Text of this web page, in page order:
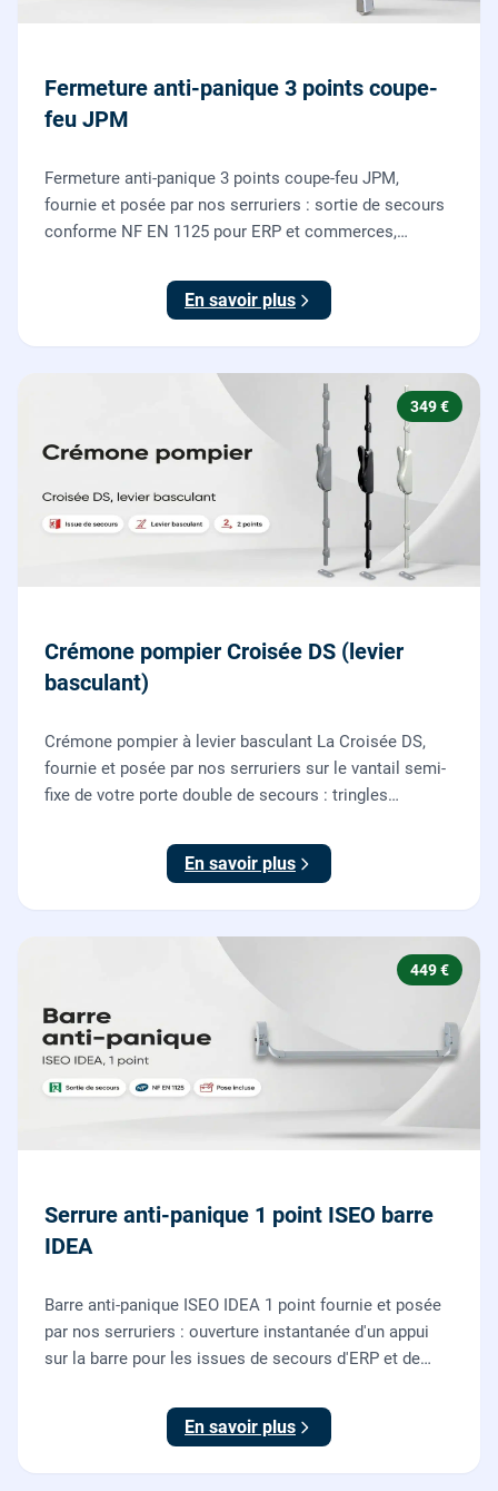
Fermeture anti-panique 3 points coupe-
feu JPM
Fermeture anti-panique 3 points coupe-feu JPM,
fournie et posée par nos serruriers : sortie de secours
conforme NF EN 1125 pour ERP et commerces,
En savoir plus
349 €
Crémone pompier Croisée DS (levier
basculant)
Crémone pompier à levier basculant La Croisée DS,
fournie et posée par nos serruriers sur le vantail semi-
fixe de votre porte double de secours : tringles
En savoir plus
449 €
Serrure anti-panique 1 point ISEO barre
IDEA
Barre anti-panique ISEO IDEA 1 point fournie et posée
par nos serruriers : ouverture instantanée d'un appui
sur la barre pour les issues de secours d'ERP et de
En savoir plus